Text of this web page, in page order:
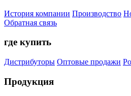
История компании Производство
Обратная связь
где купить
Дистрибуторы Оптовые продажи
Продукция